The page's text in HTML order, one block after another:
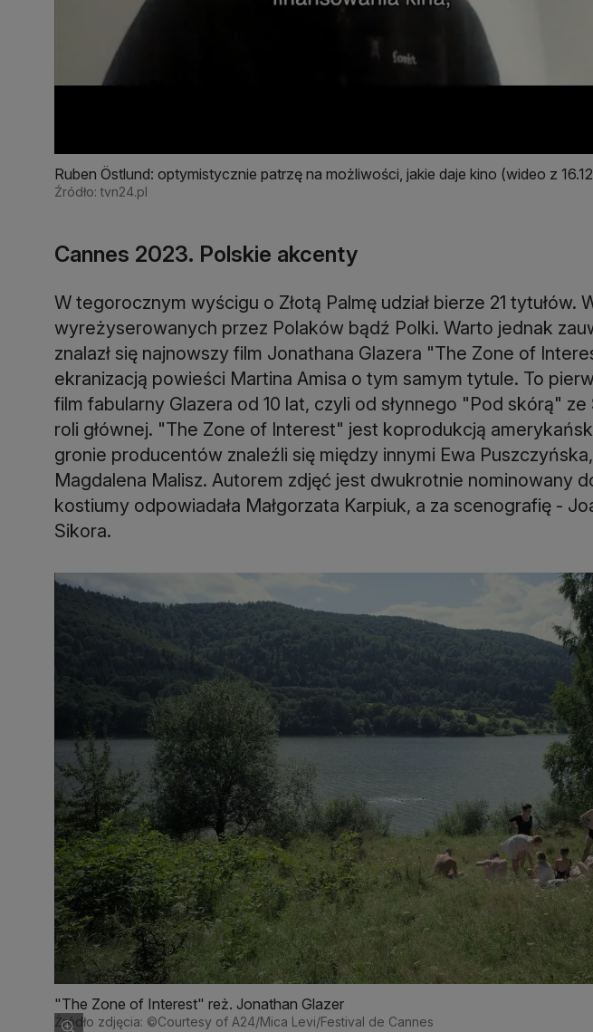
Ruben Östlund: optymistycznie patrzę na możliwości, jakie daje kino (wideo z
Źródło: tvn24.pl
Cannes 2023. Polskie akcenty
W tegorocznym wyścigu o Złotą Palmę udział bierze 21 tytułów.
wyreżyserowanych przez Polaków bądź Polki. Warto jednak
znalazł się najnowszy film Jonathana Glazera "The Zone of
ekranizacją powieści Martina Amisa o tym samym tytule. To
film fabularny Glazera od 10 lat, czyli od słynnego "Pod skórą"
roli głównej. "The Zone of Interest" jest koprodukcją
gronie producentów znaleźli się między innymi Ewa
Magdalena Malisz. Autorem zdjęć jest dwukrotnie nominowany
kostiumy odpowiadała Małgorzata Karpiuk, a za scenografię -
Sikora.
"The Zone of Interest" reż. Jonathan Glazer
Źródło zdjęcia: ©Courtesy of A24/Mica Levi/Festival de Cannes